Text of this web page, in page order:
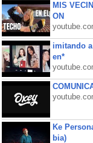
MIS
ON
imitando
en*
Ke
bia)